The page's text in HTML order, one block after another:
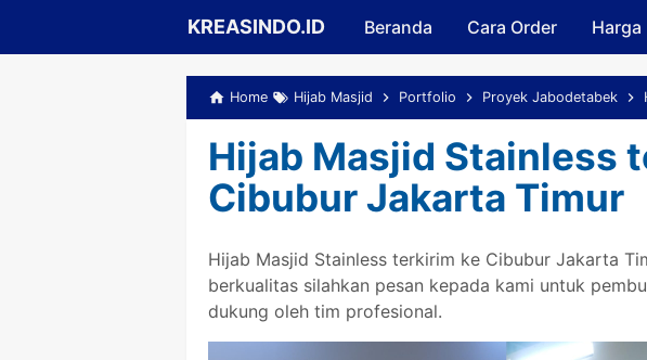
KREASINDO.ID Beranda Cara Order Harga
Home Hijab Masjid Portfolio Proyek Jabodetabek
Hijab Masjid Stainless
Cibubur Jakarta Timur
Hijab Masjid Stainless terkirim ke Cibubur Jakarta
berkualitas silahkan pesan kepada kami untuk
dukung oleh tim profesional.